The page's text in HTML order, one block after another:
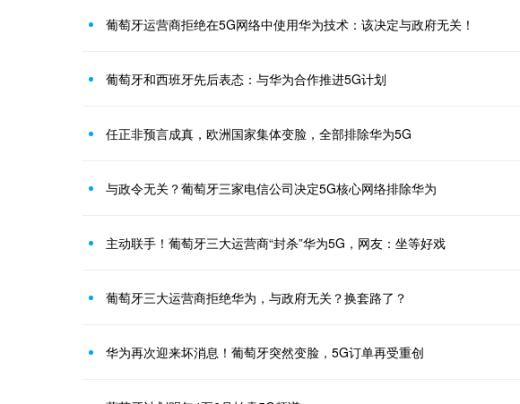
葡萄牙运营商拒绝在5G网络中使用华为技术：该决定与政府无关！
葡萄牙和西班牙先后表态：与华为合作推进5G计划
任正非预言成真，欧洲国家集体变脸，全部排除华为5G
与政令无关？葡萄牙三家电信公司决定5G核心网络排除华为
主动联手！葡萄牙三大运营商“封杀”华为5G，网友：坐等好戏
葡萄牙三大运营商拒绝华为，与政府无关？换套路了？
华为再次迎来坏消息！葡萄牙突然变脸，5G订单再受重创